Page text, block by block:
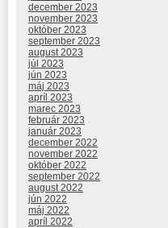
december 2023
november 2023
október 2023
september 2023
august 2023
júl 2023
jún 2023
máj 2023
apríl 2023
marec 2023
február 2023
január 2023
december 2022
november 2022
október 2022
september 2022
august 2022
jún 2022
máj 2022
apríl 2022